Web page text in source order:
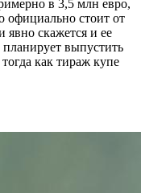
в 3,5 млн евро,
официально стоит от
явно скажется и ее
выпустить
как тираж купе